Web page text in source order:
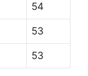
54
53
53